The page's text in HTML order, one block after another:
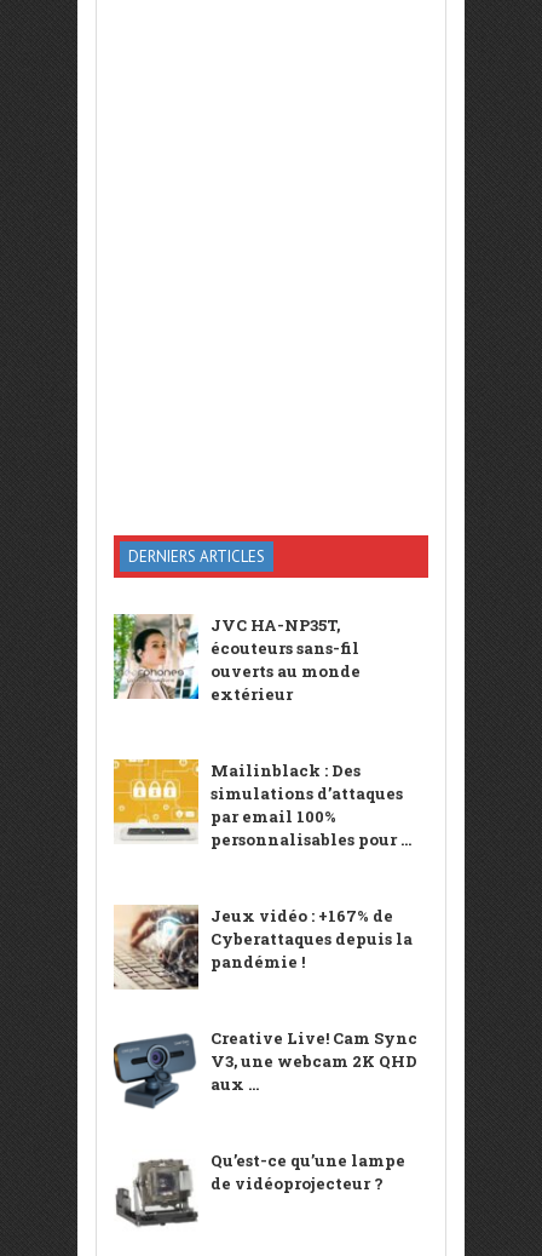
DERNIERS ARTICLES
JVC HA-NP35T,
écouteurs sans-fil
ouverts au monde
extérieur
Mailinblack : Des
simulations d’attaques
par email 100%
personnalisables pour ...
Jeux vidéo : +167% de
Cyberattaques depuis la
pandémie !
Creative Live! Cam Sync
V3, une webcam 2K QHD
aux ...
Qu’est-ce qu’une lampe
de vidéoprojecteur ?